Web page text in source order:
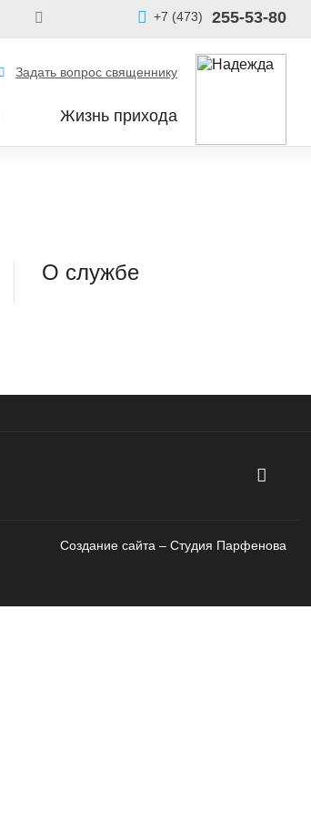
+7 (473) 255-53-80
Задать вопрос священнику
Жизнь прихода
О службе
Создание сайта – Cтудия Парфенова